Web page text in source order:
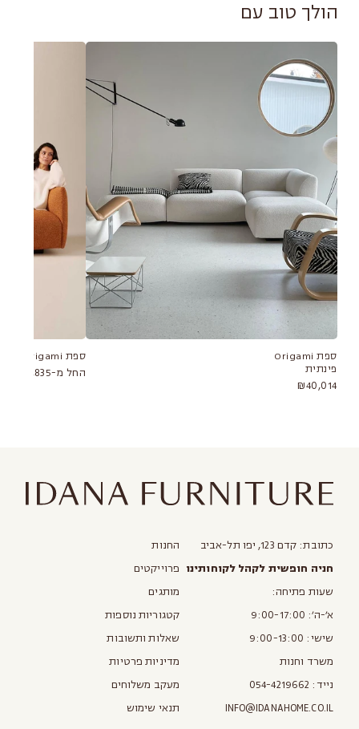
הולך טוב עם
ספת Origami
פינתית
₪40,014
ספת Origami
החל מ-₪31,835
כתובת: קדם 123, יפו תל-אביב
חניה חופשית לקהל לקוחותינו
שעות פתיחה:
א׳-ה׳: 9:00-17:00
שישי: 9:00-13:00
משרד וחנות
נייד: 054-4219662
INFO@IDANAHOME.CO.IL
החנות
פרוייקטים
מותגים
קטגוריות נוספות
שאלות ותשובות
מדיניות פרטיות
מעקב משלוחים
תנאי שימוש